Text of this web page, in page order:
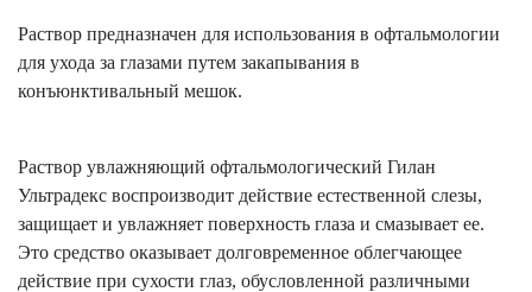
Раствор предназначен для использования в офтальмологии
для ухода за глазами путем закапывания в
конъюнктивальный мешок.
Раствор увлажняющий офтальмологический Гилан
Ультрадекс воспроизводит действие естественной слезы,
защищает и увлажняет поверхность глаза и смазывает ее.
Это средство оказывает долговременное облегчающее
действие при сухости глаз, обусловленной различными